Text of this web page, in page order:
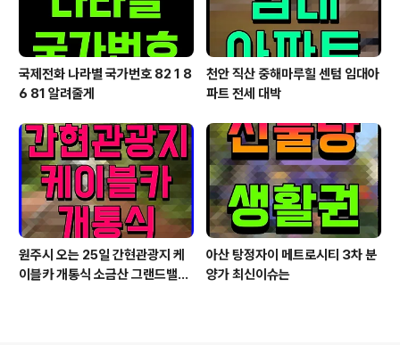
국제전화 나라별 국가번호 82 1 8
6 81 알려줄게
천안 직산 중해마루힐 센텀 임대아
파트 전세 대박
원주시 오는 25일 간현관광지 케
이블카 개통식 소금산 그랜드밸리
아산 탕정자이 메트로시티 3차 분
양가 최신이슈는